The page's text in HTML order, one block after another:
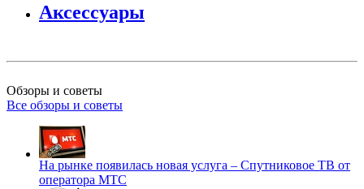
Аксессуары
Обзоры и советы
Все обзоры и советы
На рынке появилась новая услуга – Спутниковое ТВ от
оператора МТС